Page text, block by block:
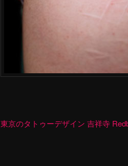
東京のタトゥーデザイン 吉祥寺